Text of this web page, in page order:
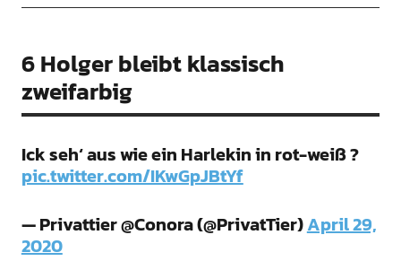
6 Holger bleibt klassisch
zweifarbig
Ick seh‘ aus wie ein Harlekin in rot-weiß ?
pic.twitter.com/IKwGpJBtYf
— Privattier @Conora (@PrivatTier)April 29,
2020